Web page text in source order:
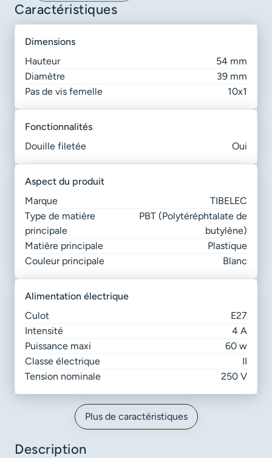
Caractéristiques
dimensions
Hauteur
54 mm
Diamètre
39 mm
Pas de vis femelle
10x1
fonctionnalités
Douille filetée
Oui
aspect du produit
Marque
TIBELEC
Type de matière
principale
PBT (Polytéréphtalate de
butylène)
Matière principale
Plastique
Couleur principale
Blanc
alimentation électrique
Culot
E27
Intensité
4 A
Puissance maxi
60 w
Classe électrique
II
Tension nominale
250 V
Plus de caractéristiques
Description